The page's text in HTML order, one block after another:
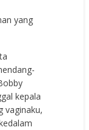
yang
kepala
vaginaku,